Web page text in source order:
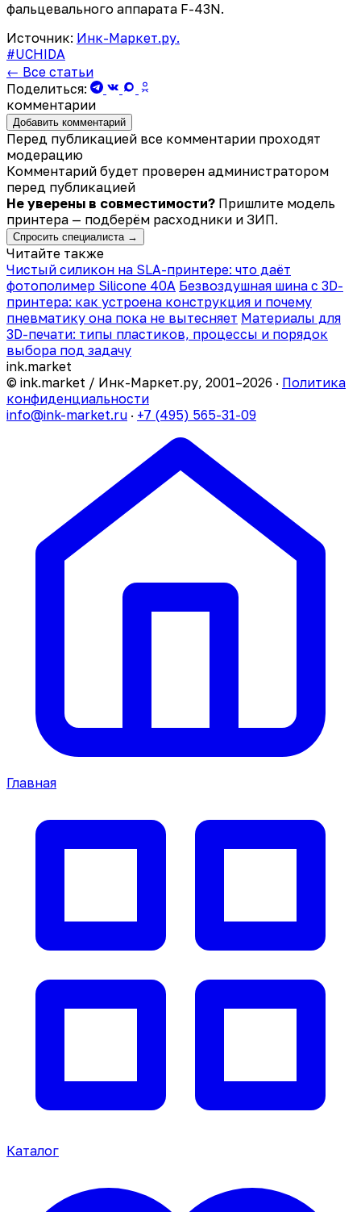
фальцевального аппарата F-43N.
Источник: Инк-Маркет.ру.
#UCHIDA
← Все статьи
Поделиться:
комментарии
Добавить комментарий
Перед публикацией все комментарии проходят
модерацию
Комментарий будет проверен администратором
перед публикацией
Не уверены в совместимости? Пришлите модель
принтера — подберём расходники и ЗИП.
Спросить специалиста →
Читайте также
Чистый силикон на SLA-принтере: что даёт
фотополимер Silicone 40A Безвоздушная шина с 3D-
принтера: как устроена конструкция и почему
пневматику она пока не вытесняет Материалы для
3D-печати: типы пластиков, процессы и порядок
выбора под задачу
ink.market
© ink.market / Инк-Маркет.ру, 2001–2026 · Политика
конфиденциальности
info@ink-market.ru · +7 (495) 565-31-09
Главная
Каталог